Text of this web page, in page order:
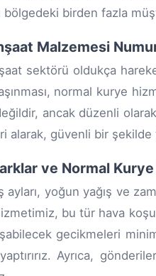
bölgedeki birden fazla
Malzemesi
sektörü oldukça
normal kurye
ancak düzenli
alarak, güvenli bir şekilde
ve Normal
ayları, yoğun yağış ve
bu tür hava
gecikmeleri
Ayrıca,